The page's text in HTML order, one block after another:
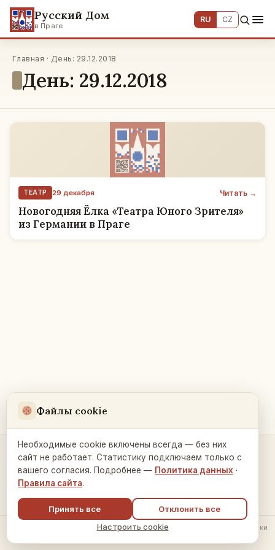
Русский Дом
в Праге
RU CZ
Главная · День: 29.12.2018
День: 29.12.2018
ТЕАТР 29 декабря Читать →
Новогодняя Ёлка «Театра Юного Зрителя»
из Германии в Праге
Контакты и связь →
© 2026 Русский Дом в Праге ·Политика обработки данных
Настройки
Файлы cookie
Необходимые cookie включены всегда — без них
сайт не работает. Статистику подключаем только с
вашего согласия. Подробнее — Политика данных ·
Правила сайта.
Принять все
Отклонить все
Настроить cookie